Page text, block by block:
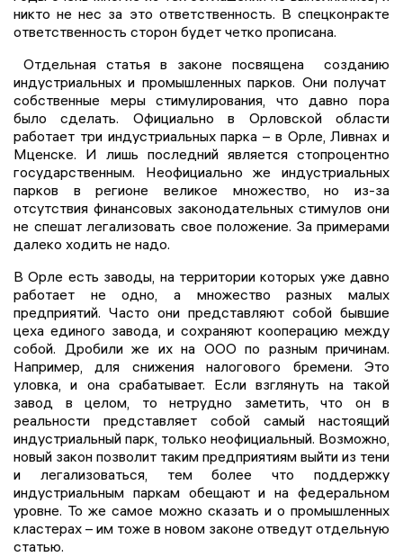
никто не нес за это ответственность. В спецконракте
ответственность сторон будет четко прописана.
Отдельная статья в законе посвящена созданию
индустриальных и промышленных парков. Они получат
собственные меры стимулирования, что давно пора
было сделать. Официально в Орловской области
работает три индустриальных парка – в Орле, Ливнах и
Мценске. И лишь последний является стопроцентно
государственным. Неофициально же индустриальных
парков в регионе великое множество, но из-за
отсутствия финансовых законодательных стимулов они
не спешат легализовать свое положение. За примерами
далеко ходить не надо.
В Орле есть заводы, на территории которых уже давно
работает не одно, а множество разных малых
предприятий. Часто они представляют собой бывшие
цеха единого завода, и сохраняют кооперацию между
собой. Дробили же их на ООО по разным причинам.
Например, для снижения налогового бремени. Это
уловка, и она срабатывает. Если взглянуть на такой
завод в целом, то нетрудно заметить, что он в
реальности представляет собой самый настоящий
индустриальный парк, только неофициальный. Возможно,
новый закон позволит таким предприятиям выйти из тени
и легализоваться, тем более что поддержку
индустриальным паркам обещают и на федеральном
уровне. То же самое можно сказать и о промышленных
кластерах – им тоже в новом законе отведут отдельную
статью.